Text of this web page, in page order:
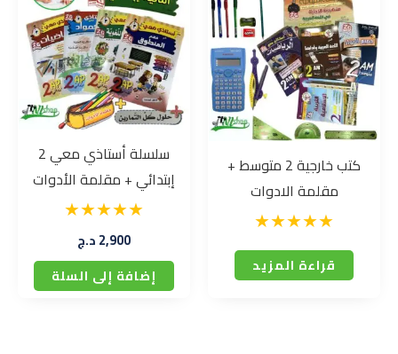
كتب خارجية 2 متوسط +
مقلمة الادوات
قراءة المزيد
سلسلة أستاذي معي 2
إبتدائي + مقلمة الأدوات
2,900د.ج
إضافة إلى السلة